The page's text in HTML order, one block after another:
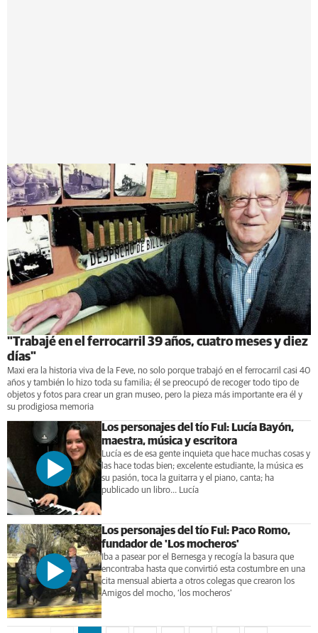
"Trabajé en el ferrocarril 39 años, cuatro meses y diez
días"
Maxi era la historia viva de la Feve, no solo porque trabajó en el ferrocarril casi 40
años y también lo hizo toda su familia; él se preocupó de recoger todo tipo de
objetos y fotos para crear un gran museo, pero la pieza más importante era él y
su prodigiosa memoria
Los personajes del tío Ful: Lucía Bayón,
maestra, música y escritora
Lucía es de esa gente inquieta que hace muchas cosas y
las hace todas bien; excelente estudiante, la música es
su pasión, toca la guitarra y el piano, canta; ha
publicado un libro... Lucía
Los personajes del tío Ful: Paco Romo,
fundador de 'Los mocheros'
Iba a pasear por el Bernesga y recogía la basura que
encontraba hasta que convirtió esta costumbre en una
cita mensual abierta a otros colegas que crearon los
Amigos del mocho, ‘los mocheros’